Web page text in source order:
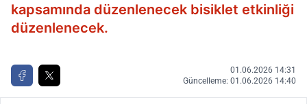
kapsamında düzenlenecek bisiklet etkinliği
düzenlenecek.
01.06.2026 14:31
Güncelleme: 01.06.2026 14:40